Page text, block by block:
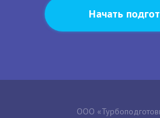
Начать
ООО